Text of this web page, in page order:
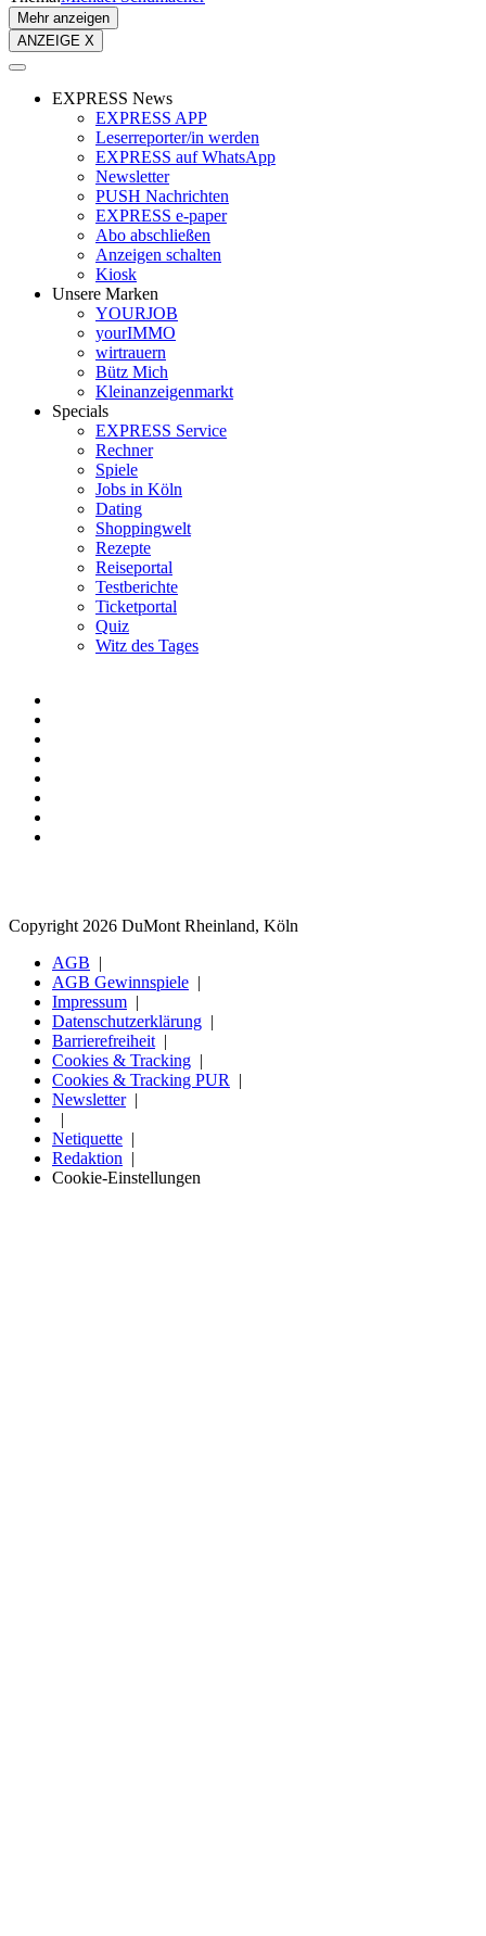
Mehr anzeigen
ANZEIGE X
EXPRESS News
EXPRESS APP
Leserreporter/in werden
EXPRESS auf WhatsApp
Newsletter
PUSH Nachrichten
EXPRESS e-paper
Abo abschließen
Anzeigen schalten
Kiosk
Unsere Marken
YOURJOB
yourIMMO
wirtrauern
Bütz Mich
Kleinanzeigenmarkt
Specials
EXPRESS Service
Rechner
Spiele
Jobs in Köln
Dating
Shoppingwelt
Rezepte
Reiseportal
Testberichte
Ticketportal
Quiz
Witz des Tages
Copyright 2026 DuMont Rheinland, Köln
AGB
AGB Gewinnspiele
Impressum
Datenschutzerklärung
Barrierefreiheit
Cookies & Tracking
Cookies & Tracking PUR
Newsletter
Netiquette
Redaktion
Cookie-Einstellungen